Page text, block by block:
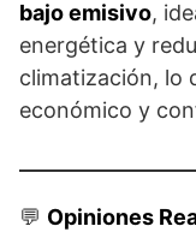
bajo emisivo,
energética y
climatización, lo
económico y
💬 Opiniones